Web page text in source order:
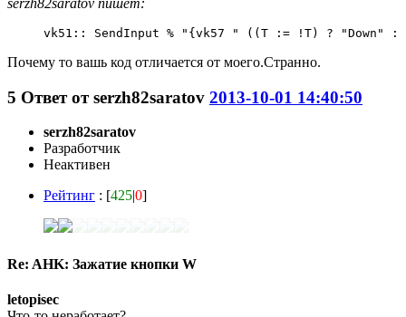
vk51:: SendInput % "{vk57 " ((T := !T) ? "Down"
Почему то вашь код отличается от моего.Странно.
5 Ответ отserzh82saratov 2013-10-01 14:40:50
serzh82saratov
Разработчик
Неактивен
Рейтинг : [425|0]
Re: AHK: Зажатие кнопки W
letopisec